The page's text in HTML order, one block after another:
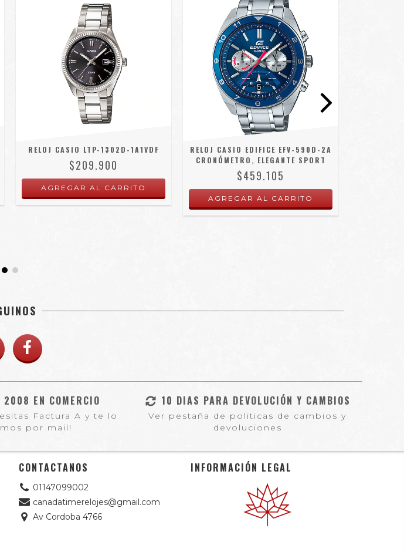
RELOJ CASIO LTP-1302D-1A1VDF
$209.900
RELOJ CASIO EDIFICE EFV-590D-2A
CRONÓMETRO, ELEGANTE SPORT
$459.105
2008 EN COMERCIO
Factura A y te lo
por mail!
10 DIAS PARA DEVOLUCIÓN Y CAMBIOS
Ver pestaña de politicas de cambios y
devoluciones
CONTACTANOS
01147099002
canadatimerelojes@gmail.com
Av Cordoba 4766
INFORMACIÓN LEGAL